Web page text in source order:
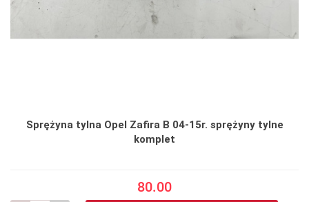
Sprężyna tylna Opel Zafira B 04-15r. sprężyny tylne
komplet
80.00